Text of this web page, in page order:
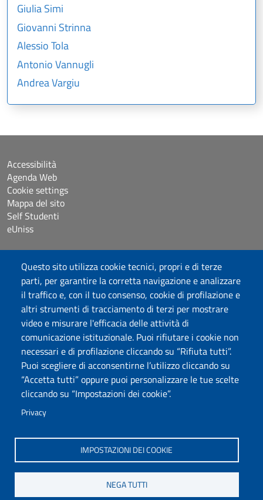
Questo sito utilizza cookie tecnici, propri e di terze
parti, per garantire la corretta navigazione e analizzare
il traffico e, con il tuo consenso, cookie di profilazione e
altri strumenti di tracciamento di terzi per mostrare
video e misurare l'efficacia delle attività di
comunicazione istituzionale. Puoi rifiutare i cookie non
necessari e di profilazione cliccando su “Rifiuta tutti”.
Puoi scegliere di acconsentirne l’utilizzo cliccando su
“Accetta tutti” oppure puoi personalizzare le tue scelte
cliccando su “Impostazioni dei cookie”.
Privacy
IMPOSTAZIONI DEI COOKIE
NEGA TUTTI
Giulia Simi
Giovanni Strinna
Alessio Tola
Antonio Vannugli
Andrea Vargiu
Università degli Studi di Sassari
Dipartimento di Scienze Umanistiche e Sociali
Via Roma 151, 07100 Sassari
PEC: dip.scienze.umanistiche.sociali@pec.uniss.it
P.I. 00196350904
Accessibilità
Agenda Web
Cookie settings
Mappa del sito
Self Studenti
eUniss
Bandi
Dichiarazione di accessibilità
Posta elettronica @uniss.it
Protocollo
Seguici su